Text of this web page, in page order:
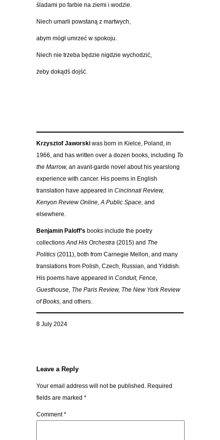
śladami po farbie na ziemi i wodzie.
Niech umarli powstaną z martwych,
abym mógł umrzeć w spokoju.
Niech nie trzeba będzie nigdzie wychodzić,
żeby dokądś dojść.
Krzysztof Jaworski was born in Kielce, Poland, in
1966, and has written over a dozen books, including To
the Marrow, an avant-garde novel about his yearslong
experience with cancer. His poems in English
translation have appeared in Cincinnati Review,
Kenyon Review Online, A Public Space, and
elsewhere.
Benjamin Paloff’s books include the poetry
collectionsAnd His Orchestra (2015) and The
Politics (2011), both from Carnegie Mellon, and many
translations from Polish, Czech, Russian, and Yiddish.
His poems have appeared in Conduit, Fence,
Guesthouse, The Paris Review, The New York Review
of Books, and others.
8 July 2024
Leave a Reply
Your email address will not be published. Required
fields are marked *
Comment*